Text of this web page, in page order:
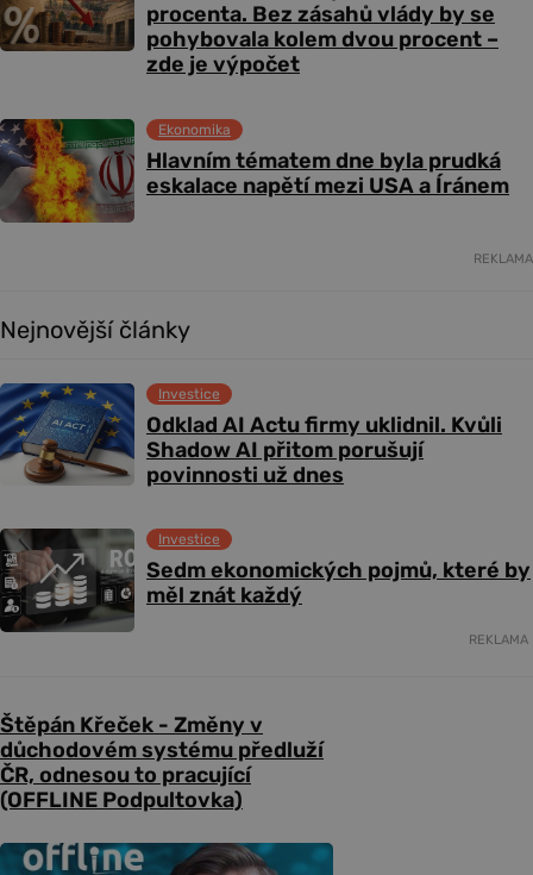
procenta. Bez zásahů vlády by se
pohybovala kolem dvou procent –
zde je výpočet
Hlavním tématem dne byla prudká
eskalace napětí mezi USA a Íránem
Ekonomika
REKLAMA
Nejnovější články
Odklad AI Actu firmy uklidnil. Kvůli
Shadow AI přitom porušují
povinnosti už dnes
Investice
Sedm ekonomických pojmů, které by
měl znát každý
Investice
REKLAMA
Štěpán Křeček - Změny v
důchodovém systému předluží
ČR, odnesou to pracující
(OFFLINE Podpultovka)